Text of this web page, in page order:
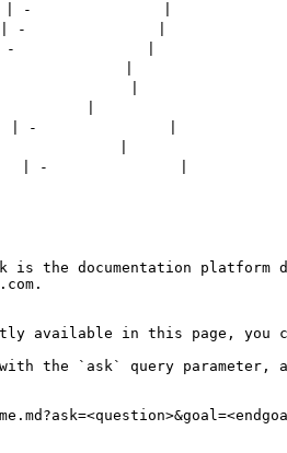
| -               |
| -               |
| -               |
-               |
-               |
|
| -               |
|
使用]   | -               |
the documentation platform
in this page, you
with the `ask` query